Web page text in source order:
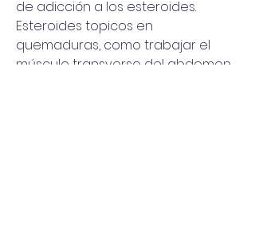
de adicción a los esteroides.
Esteroides topicos en
quemaduras, como trabajar el
músculo transverso del abdomen